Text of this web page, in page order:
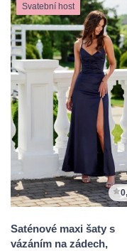
Svatební host
Saténové maxi šaty s
vázáním na zádech,